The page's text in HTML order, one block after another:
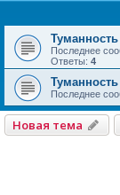
Последнее
Ответы: 4
Последнее
Новая тема